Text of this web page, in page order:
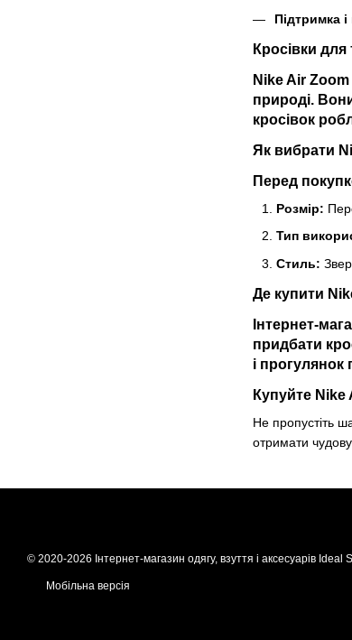
Підтримка
Кросівки для
Nike Air Zoom
природі.
кросівок
Як вибрати
Перед
Розмір:
Тип
Стиль:
Де купити
Інтернет-
придбати
і прогулянок
Купуйте Nike
Не пропустіть
отримати чудову
© 2020-2026 Інтернет-магазин одягу, взуття і аксесуарів Ideal
Мобільна версія